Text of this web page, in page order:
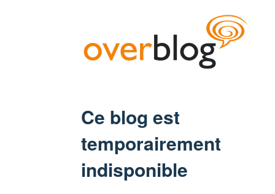
Ce blog est
temporairement
indisponible